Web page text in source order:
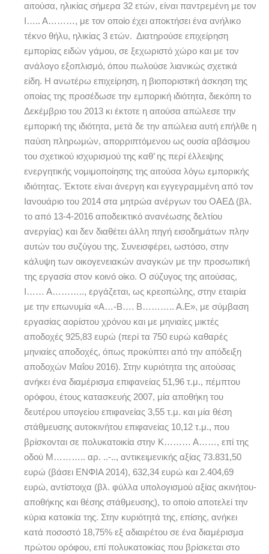
αιτούσα, ηλικίας σήμερα 32 ετών, είναι παντρεμένη με τον
Ι….. Α………, με τον οποίο έχει αποκτήσει ένα ανήλικο
τέκνο θήλυ, ηλικίας 3 ετών. Διατηρούσε επιχείρηση
εμπορίας ειδών γάμου, σε ξεχωριστό χώρο και με τον
ανάλογο εξοπλισμό, όπου πωλούσε λιανικώς σχετικά
είδη. H ανωτέρω επιχείρηση, η βιοποριστική άσκηση της
οποίας της προσέδωσε την εμπορική ιδιότητα, διεκόπη το
Δεκέμβριο του 2013 κι έκτοτε η αιτούσα απώλεσε την
εμπορική της ιδιότητα, μετά δε την απώλεια αυτή επήλθε η
παύση πληρωμών, απορριπτόμενου ως ουσία αβάσιμου
του σχετικού ισχυρισμού της καθ’ ης περί έλλειψης
ενεργητικής νομιμοποίησης της αιτούσα λόγω εμπορικής
ιδιότητας. Έκτοτε είναι άνεργη και εγγεγραμμένη από τον
Ιανουάριο του 2014 στα μητρώα ανέργων του ΟΑΕΔ (βλ.
το από 13-4-2016 αποδεικτικό ανανέωσης δελτίου
ανεργίας) και δεν διαθέτει άλλη πηγή εισοδημάτων πλην
αυτών του συζύγου της. Συνεισφέρει, ωστόσο, στην
κάλυψη των οικογενειακών αναγκών με την προσωπική
της εργασία στον κοινό οίκο. Ο σύζυγος της αιτούσας,
Ι…… Α……….., εργάζεται, ως κρεοπώλης, στην εταιρία
με την επωνυμία «Α…-Β…. Β……….. Α.Ε», με σύμβαση
εργασίας αορίστου χρόνου και με μηνιαίες μικτές
αποδοχές 925,83 ευρώ (περί τα 750 ευρώ καθαρές
μηνιαίες αποδοχές, όπως προκύπτει από την απόδειξη
αποδοχών Μαΐου 2016). Στην κυριότητα της αιτούσας
ανήκει ένα διαμέρισμα επιφανείας 51,96 τ.μ., πέμπτου
ορόφου, έτους κατασκευής 2007, μία αποθήκη του
δευτέρου υπογείου επιφανείας 3,55 τ.μ. και μία θέση
στάθμευσης αυτοκινήτου επιφανείας 10,12 τ.μ., που
βρίσκονται σε πολυκατοικία στην Κ……… Α……, επί της
οδού Μ……….. αρ. ..-.., αντικειμενικής αξίας 73.831,50
ευρώ (βάσει ΕΝΦΙΑ 2014), 632,34 ευρώ και 2.404,69
ευρώ, αντίστοιχα (βλ. φύλλα υπολογισμού αξίας ακινήτου-
αποθήκης και θέσης στάθμευσης), το οποίο αποτελεί την
κύρια κατοικία της. Στην κυριότητά της, επίσης, ανήκει
κατά ποσοστό 18,75% εξ αδιαιρέτου σε ένα διαμέρισμα
πρώτου ορόφου, επί πολυκατοικίας που βρίσκεται στο